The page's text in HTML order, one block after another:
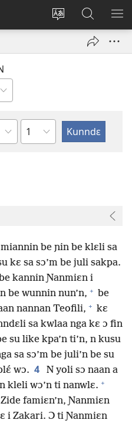
Kaci
aniɛn'n
Wlu
nun
Kunndɛ
JW.ORG
su
Ndɛ
tre
be ɲin be klɛli sa
kɛ sa sɔ’m be juli sakpa.
kannin Ɲanmiɛn i
be wunnin nun’n, + be
nannan Teofili, + kɛ
sa kwlaa nga kɛ ɔ fin
su like kpa’n ti’n, n kusu
sa sɔ’m be juli’n be su
wɔ. 4
N yoli sɔ naan a
kleli wɔ’n ti nanwlɛ. +
famiɛn’n, Ɲanmiɛn
i Zakari. Ɔ ti Ɲanmiɛn